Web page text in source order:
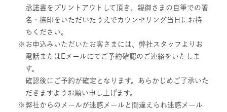
承諾書 をプリントアウトして頂き、親御さまの自筆での署
名・捺印をいただいたうえでカウンセリング当日にお持
ちください。
お申込みいただいたお客さまには、弊社スタッフよりお
電話またはEメールにてご予約確認のご連絡をいたしま
す。
確認後にご予約が確定となります。あらかじめご了承いた
だきますようお願い申し上げます。
弊社からのメールが迷惑メールと間違えられ迷惑メール